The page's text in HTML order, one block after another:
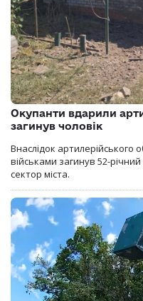
Окупанти вдарили
загинув чоловік
Внаслідок артилерійського
військами загинув 52-
сектор міста.